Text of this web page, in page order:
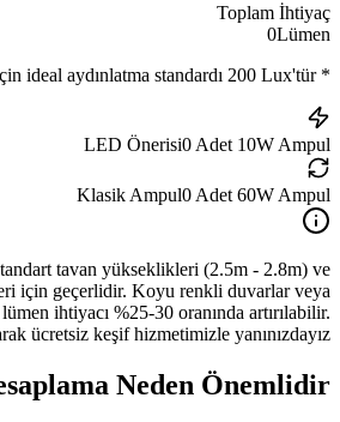
Toplam İhtiyaç
0Lümen
*
ideal aydınlatma standardı 200 Lux'tür.
LED Önerisi0 Adet 10W Ampul
Klasik Ampul0 Adet 60W Ampul
tavan yükseklikleri (2.5m - 2.8m) ve
için geçerlidir. Koyu renkli duvarlar veya
ihtiyacı %25-30 oranında artırılabilir.
ücretsiz keşif hizmetimizle yanınızdayız!
Neden Önemlidir?